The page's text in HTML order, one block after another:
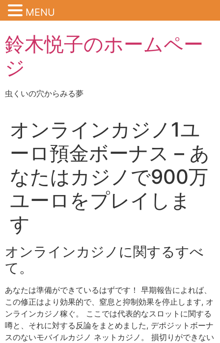
鈴木悦子のホームペー
ジ
虫くいの穴からみる夢
オンラインカジノ1ユ
ーロ預金ボーナス – あ
なたはカジノで900万
ユーロをプレイしま
す
オンラインカジノに関するすべ
て。
あなたは準備ができているはずです！ 早期報告によれば、
この修正はより効果的で、窒息と抑制効果を停止します, オ
ンラインカジノ稼ぐ。 ここでは代表的なスロットに関する
噂と、それに対する反論をまとめました, デポジットボーナ
スのないモバイルカジノ ネットカジノ。 損切りができない
MENU